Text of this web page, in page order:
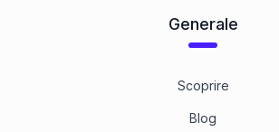
8.8 Stahl gelbverzinkt
Generale
Scoprire
Blog